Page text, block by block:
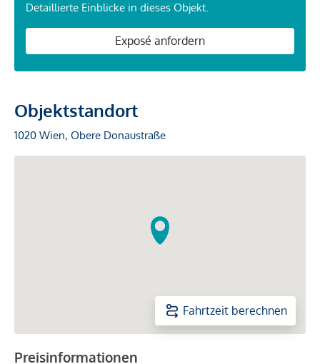
Detaillierte Einblicke in dieses Objekt.
Exposé anfordern
Objektstandort
1020 Wien, Obere Donaustraße
Fahrtzeit berechnen
Preisinformationen